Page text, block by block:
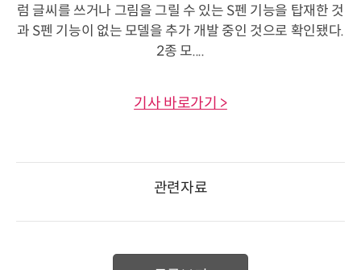
럼 글씨를 쓰거나 그림을 그릴 수 있는 S펜 기능을 탑재한 것
과 S펜 기능이 없는 모델을 추가 개발 중인 것으로 확인됐다.
2종 모....
기사 바로가기 >
관련자료